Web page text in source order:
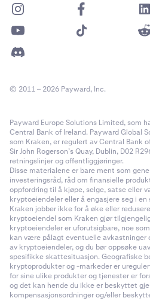
© 2011 – 2026 Payward, Inc.
Payward Europe Solutions Limited, som
Central Bank of Ireland. Payward Global
som Kraken, er regulert av Central Bank
Sir John Rogerson’s Quay, Dublin, D02
retningslinjer og offentliggjøringer.
Disse materialene er bare ment som
investeringsråd, råd om finansielle
oppfordring til å kjøpe, selge, satse eller
kryptoeiendeler eller å engasjere seg i
Kraken jobber ikke for å øke eller
kryptoeiendel som Kraken gjør
kryptoeiendeler er uforutsigbare, noe
kan være pålagt eventuelle avkastninger
av kryptoeiendeler, og du bør oppsøke
spesifikke skattesituasjon. Geografiske
kryptoprodukter og -markeder er
for sine ulike produkter og tjenester er
og det kan hende du ikke er beskyttet
kompensasjonsordninger og/eller